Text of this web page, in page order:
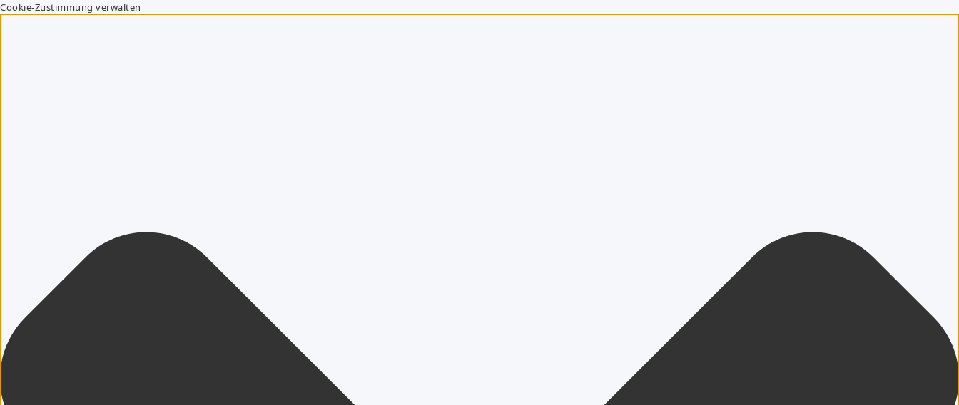
Cookie-Zustimmung verwalten